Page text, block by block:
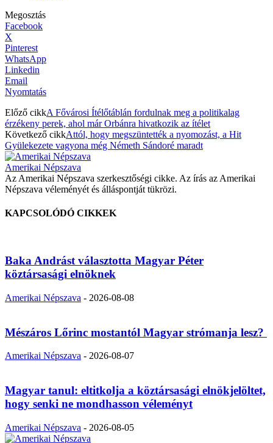
Megosztás
Facebook
X
Pinterest
WhatsApp
Linkedin
Email
Nyomtatás
Előző cikkA Fővárosi Ítélőtáblán fordulnak meg a politikalag
érzékeny perek, ahol már Orbánra hivatkozik az ítélet
Következő cikkAttól, hogy megszüntették a nyomozást, a Hit
Gyülekezete vagyona még Németh Sándoré maradt
Amerikai Népszava
Az Amerikai Népszava szerkesztőségi cikke. Az írás az Amerikai
Népszava véleményét és álláspontját tükrözi.
KAPCSOLÓDÓ CIKKEK
Baka Andrást választotta Magyar Péter
köztársasági elnöknek
Amerikai Népszava - 2026-08-08
Mészáros Lőrinc mostantól Magyar strómanja lesz?
Amerikai Népszava - 2026-08-07
Magyar tanul: eltitkolja a köztársasági elnökjelöltet,
hogy senki ne mondhasson véleményt
Amerikai Népszava - 2026-08-05